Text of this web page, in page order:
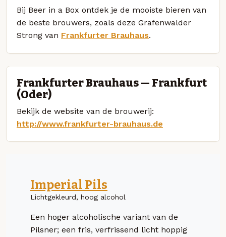
Bij Beer in a Box ontdek je de mooiste bieren van
de beste brouwers, zoals deze Grafenwalder
Strong van Frankfurter Brauhaus.
Frankfurter Brauhaus — Frankfurt
(Oder)
Bekijk de website van de brouwerij:
http://www.frankfurter-brauhaus.de
Imperial Pils
Lichtgekleurd, hoog alcohol
Een hoger alcoholische variant van de
Pilsner; een fris, verfrissend licht hoppig